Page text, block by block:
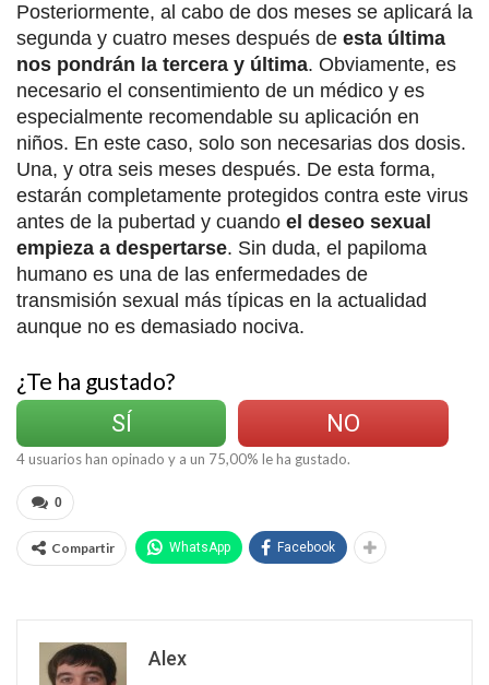
Posteriormente, al cabo de dos meses se aplicará la
segunda y cuatro meses después de esta última
nos pondrán la tercera y última. Obviamente, es
necesario el consentimiento de un médico y es
especialmente recomendable su aplicación en
niños. En este caso, solo son necesarias dos dosis.
Una, y otra seis meses después. De esta forma,
estarán completamente protegidos contra este virus
antes de la pubertad y cuando el deseo sexual
empieza a despertarse. Sin duda, el papiloma
humano es una de las enfermedades de
transmisión sexual más típicas en la actualidad
aunque no es demasiado nociva.
¿Te ha gustado?
SÍ
NO
4usuarios han opinado y a un 75,00% le ha gustado.
0
Compartir WhatsApp Facebook
Alex